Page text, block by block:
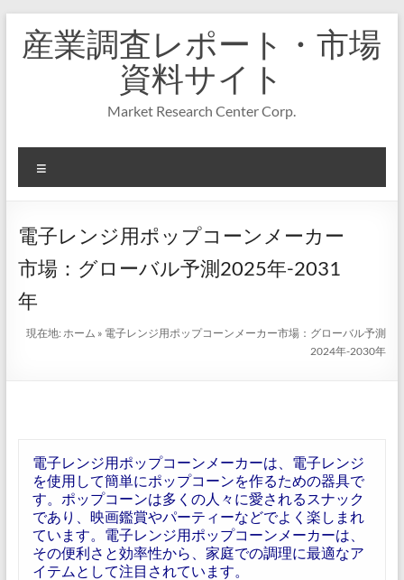
キ
プ
産業調査レポート・市場
資料サイト
Market Research Center Corp.
ニ
ー
電子レンジ用ポップコーンメーカー
市場：グローバル予測2025年-2031
年
現在地:ホーム » 電子レンジ用ポップコーンメーカー市場：グローバル予測
2024年-2030年
電子レンジ用ポップコーンメーカーは、電子レンジ
を使用して簡単にポップコーンを作るための器具で
す。ポップコーンは多くの人々に愛されるスナック
であり、映画鑑賞やパーティーなどでよく楽しまれ
ています。電子レンジ用ポップコーンメーカーは、
その便利さと効率性から、家庭での調理に最適なア
イテムとして注目されています。